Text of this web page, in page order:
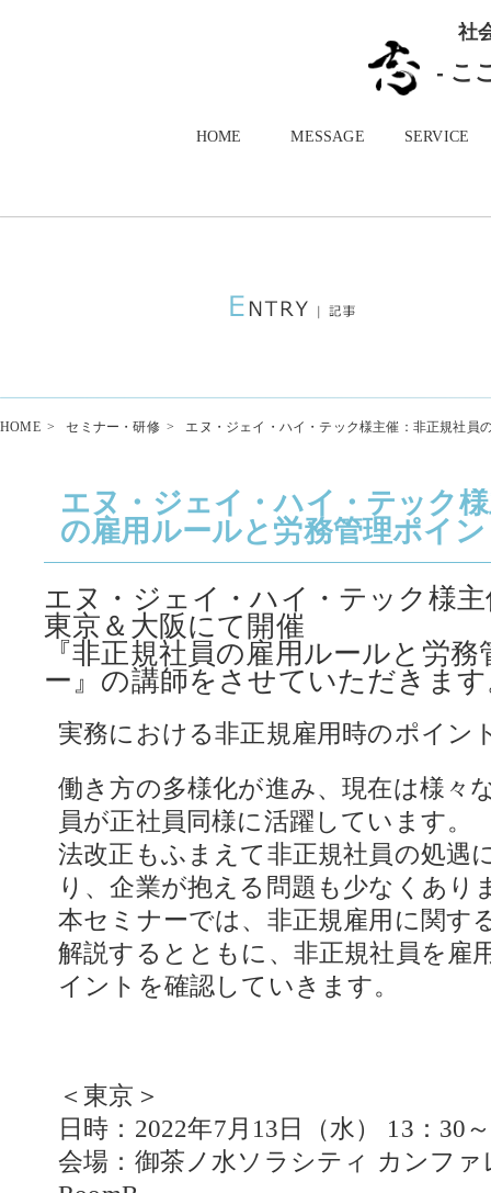
社
- こ
HOME MESSAGE SERVICE
HOME> セミナー・研修> エヌ・ジェイ・ハイ・テック様主催：非正規社員
エヌ・ジェイ・ハイ・テック
の雇用ルールと労務管理ポイ
エヌ・ジェイ・ハイ・テック様主
東京＆大阪にて開催
『非正規社員の雇用ルールと労
ー』の講師をさせていただきま
実務における非正規雇用時のポイン
働き方の多様化が進み、現在は様々
員が正社員同様に活躍しています。
法改正もふまえて非正規社員の処遇
り、企業が抱える問題も少なくあり
本セミナーでは、非正規雇用に関す
解説するとともに、非正規社員を雇
イントを確認していきます。
＜東京＞
日時：2022年7月13日（水） 13：30
会場：御茶ノ水ソラシティ カンフ